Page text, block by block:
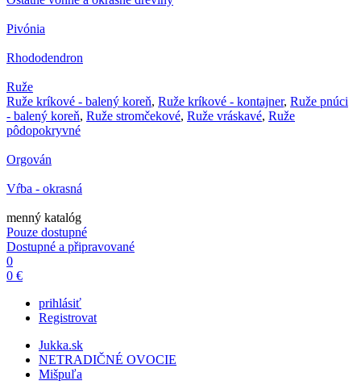
Pivónia
Rhododendron
Ruže
Ruže kríkové - balený koreň, Ruže kríkové - kontajner, Ruže pnúci
- balený koreň, Ruže stromčekové, Ruže vráskavé, Ruže
pôdopokryvné
Orgován
Vŕba - okrasná
menný katalóg
Pouze dostupné
Dostupné a připravované
0
0 €
prihlásiť
Registrovat
Jukka.sk
NETRADIČNÉ OVOCIE
Mišpuľa